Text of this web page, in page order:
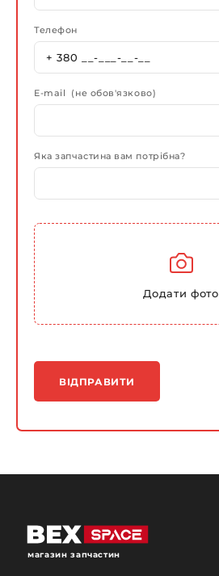
Телефон
E-mail (не обов'язково)
Яка запчастина вам потрібна?
Додати фото
ВІДПРАВИТИ
магазин запчастин